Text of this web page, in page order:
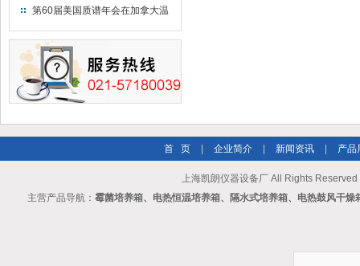
维护
第60届美国质谱年会在加拿大温
首 页 企业简介 新闻资讯 产品
上海凯朗仪器设备厂 All Rights Reserved
主营产品导航： 霉菌培养箱、电热恒温培养箱、隔水式培养箱、电热鼓风干